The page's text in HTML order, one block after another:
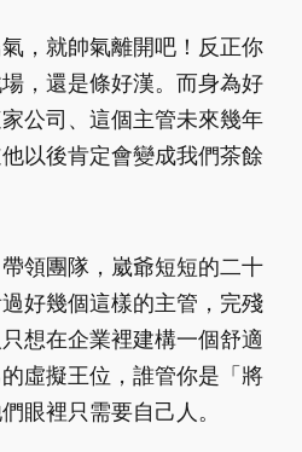
，就帥氣離開吧！反正你
，還是條好漢。而身為好
公司、這個主管未來幾年
以後肯定會變成我們茶餘
領團隊，崴爺短短的二十
好幾個這樣的主管，完殘
想在企業裡建構一個舒適
虛擬王位，誰管你是「將
眼裡只需要自己人。